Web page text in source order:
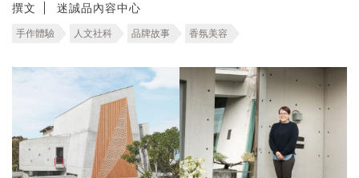
撰文 迷誠品內容中心
手作體驗 人文社科 品牌故事 香氛美容